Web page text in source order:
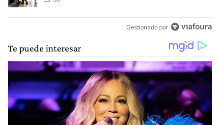
Gestionado por